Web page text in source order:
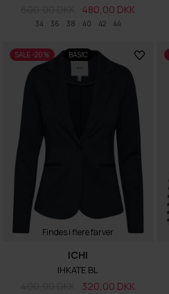
34 36 38 40 42 44
480,00 DKK
SALE -20% BASIC
Findes i flere farver
ICHI
IHKATE BL
320,00 DKK